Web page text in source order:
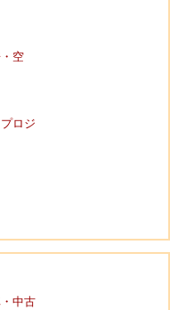
空
ロジ
中古